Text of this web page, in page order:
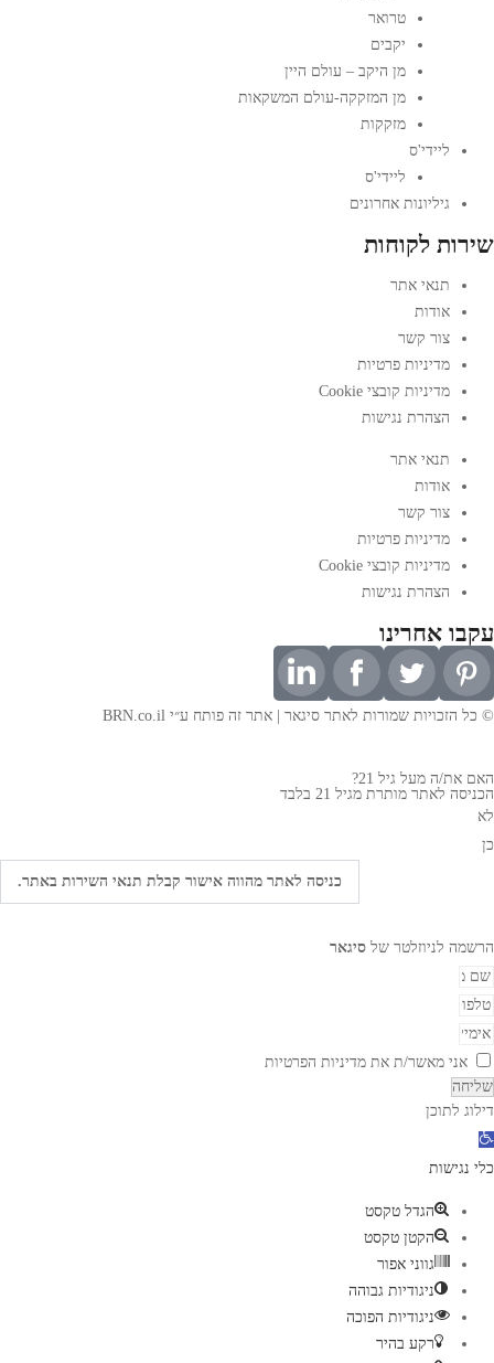
טרואר
יקבים
מן היקב – עולם היין
מן המזקקה-עולם המשקאות
מזקקות
ליידי'ס
ליידי'ס
גיליונות אחרונים
שירות לקוחות
תנאי אתר
אודות
צור קשר
מדיניות פרטיות
מדיניות קובצי Cookie
הצהרת נגישות
תנאי אתר
אודות
צור קשר
מדיניות פרטיות
מדיניות קובצי Cookie
הצהרת נגישות
עקבו אחרינו
© כל הזכויות שמורות לאתר סיגאר | אתר זה פותח ע״י BRN.co.il
האם את/ה מעל גיל 21?
הכניסה לאתר מותרת מגיל 21 בלבד
לא
כן
כניסה לאתר מהווה אישור קבלת תנאי השירות באתר.
הרשמה לניוזלטר של סיגאר
אני מאשר/ת את מדיניות הפרטיות
שליחה
דילוג לתוכן
פ
ת
כלי נגישות
הגדל טקסט
הקטן טקסט
גווני אפור
ניגודיות גבוהה
ניגודיות הפוכה
רקע בהיר